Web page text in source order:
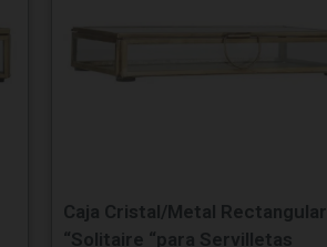
Caja Cristal/Metal Rectangular
“Solitaire “para Servilletas